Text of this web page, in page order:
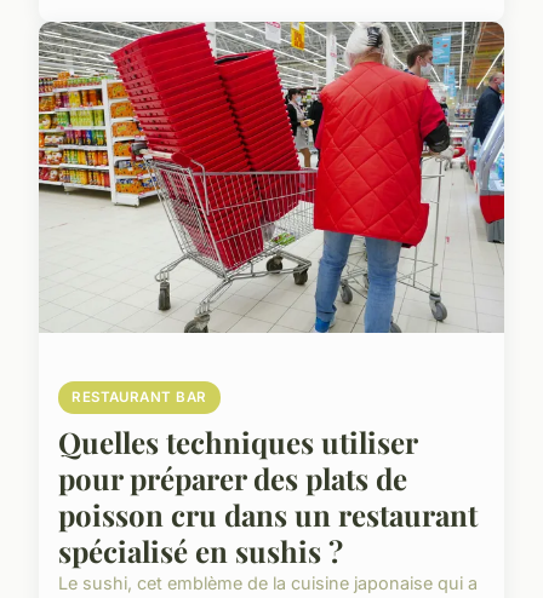
RESTAURANT BAR
Quelles techniques utiliser
pour préparer des plats de
poisson cru dans un restaurant
spécialisé en sushis ?
Le sushi, cet emblème de la cuisine japonaise qui a